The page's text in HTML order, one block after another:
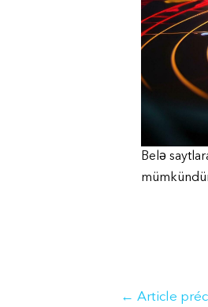
Belə
Navigation
← Article